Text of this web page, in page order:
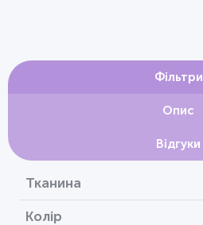
Фільтри
Опис
Відгуки
Тканина
Колір